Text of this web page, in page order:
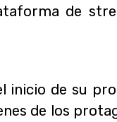
de
inicio de su
de los